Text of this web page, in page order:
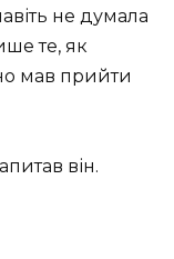
не думала
те, як
мав прийти
він.